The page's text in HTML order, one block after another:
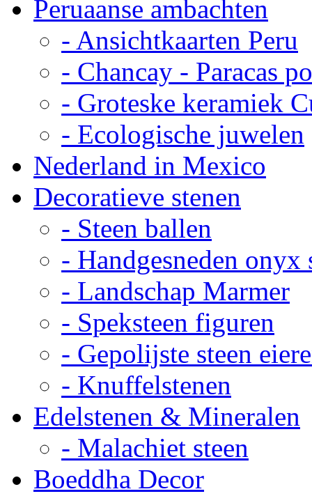
Peruaanse ambachten
- Ansichtkaarten Peru
- Chancay - Paracas
- Groteske keramiek
- Ecologische juwelen
Nederland in Mexico
Decoratieve stenen
- Steen ballen
- Handgesneden onyx
- Landschap Marmer
- Speksteen figuren
- Gepolijste steen
- Knuffelstenen
Edelstenen & Mineralen
- Malachiet steen
Boeddha Decor